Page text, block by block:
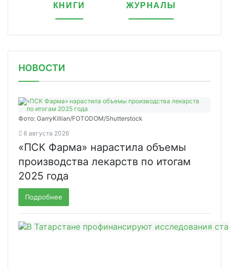
КНИГИ ЖУРНАЛЫ
НОВОСТИ
Фото: GarryKillian/FOTODOM/Shutterstock
6 августа 2026
«ПСК Фарма» нарастила объемы
производства лекарств по итогам
2025 года
Подробнее